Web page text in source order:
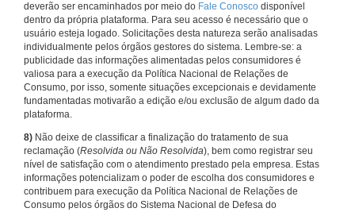
deverão ser encaminhados por meio do Fale Conosco disponível
dentro da própria plataforma. Para seu acesso é necessário que o
usuário esteja logado. Solicitações desta natureza serão analisadas
individualmente pelos órgãos gestores do sistema. Lembre-se: a
publicidade das informações alimentadas pelos consumidores é
valiosa para a execução da Política Nacional de Relações de
Consumo, por isso, somente situações excepcionais e devidamente
fundamentadas motivarão a edição e/ou exclusão de algum dado da
plataforma.
8) Não deixe de classificar a finalização do tratamento de sua
reclamação (Resolvida ou Não Resolvida), bem como registrar seu
nível de satisfação com o atendimento prestado pela empresa. Estas
informações potencializam o poder de escolha dos consumidores e
contribuem para execução da Política Nacional de Relações de
Consumo pelos órgãos do Sistema Nacional de Defesa do